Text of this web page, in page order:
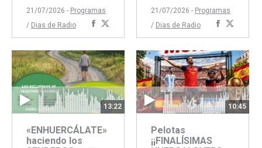
21/07/2026 - Programas
/ Dias de Radio
Compartir
con
Facebook
con
Twitter
21/07/2026 - Programas
/ Dias de Radio
Compartir
concon
13:22
«ENHUERCÁLATE»
haciendo los
10:45
Pelotas
¡¡FINALÍSIMAS